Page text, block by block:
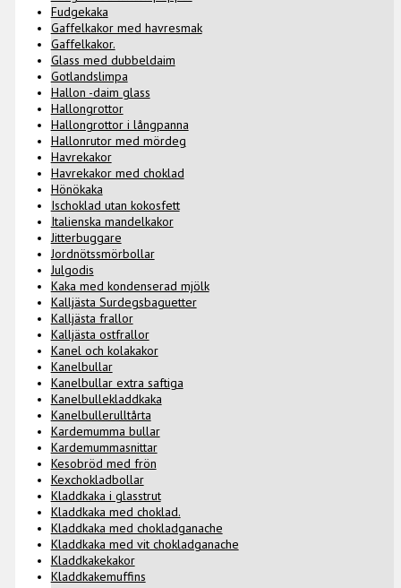
Fudgekaka
Gaffelkakor med havresmak
Gaffelkakor.
Glass med dubbeldaim
Gotlandslimpa
Hallon -daim glass
Hallongrottor
Hallongrottor i långpanna
Hallonrutor med mördeg
Havrekakor
Havrekakor med choklad
Hönökaka
Ischoklad utan kokosfett
Italienska mandelkakor
Jitterbuggare
Jordnötssmörbollar
Julgodis
Kaka med kondenserad mjölk
Kalljästa Surdegsbaguetter
Kalljästa frallor
Kalljästa ostfrallor
Kanel och kolakakor
Kanelbullar
Kanelbullar extra saftiga
Kanelbullekladdkaka
Kanelbullerulltårta
Kardemumma bullar
Kardemummasnittar
Kesobröd med frön
Kexchokladbollar
Kladdkaka i glasstrut
Kladdkaka med choklad.
Kladdkaka med chokladganache
Kladdkaka med vit chokladganache
Kladdkakekakor
Kladdkakemuffins